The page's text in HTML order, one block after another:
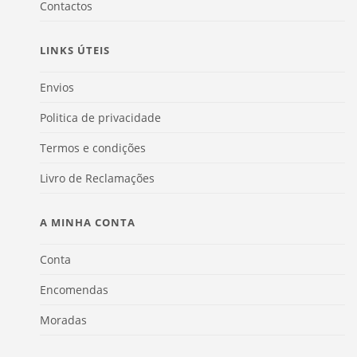
Contactos
LINKS ÚTEIS
Envios
Politica de privacidade
Termos e condições
Livro de Reclamações
A MINHA CONTA
Conta
Encomendas
Moradas